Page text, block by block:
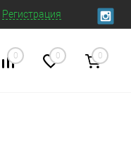
Регистрация
0 0 0